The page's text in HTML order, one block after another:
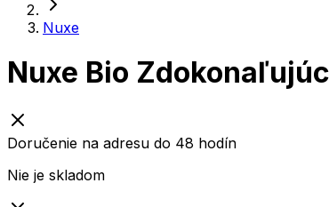
Nuxe
Nuxe Bio
Doručenie na adresu do 48 hodín
Nie je skladom